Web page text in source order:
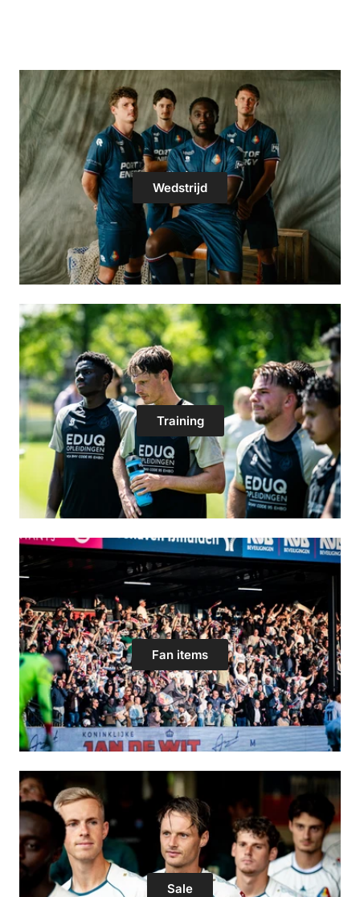
Wedstrijd
Training
Fan items
Sale